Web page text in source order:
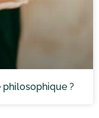
philosophique ?